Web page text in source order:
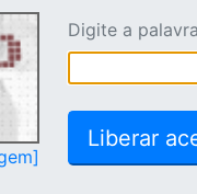
Digite a